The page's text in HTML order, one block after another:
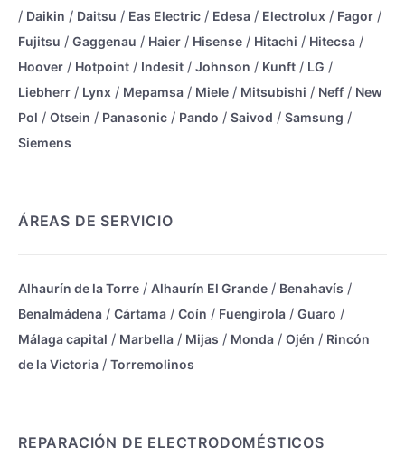
/ Daikin / Daitsu / Eas Electric / Edesa / Electrolux / Fagor /
Fujitsu / Gaggenau / Haier / Hisense / Hitachi / Hitecsa /
Hoover / Hotpoint / Indesit / Johnson / Kunft / LG /
Liebherr / Lynx / Mepamsa / Miele / Mitsubishi / Neff / New
Pol / Otsein / Panasonic / Pando / Saivod / Samsung /
Siemens
ÁREAS DE SERVICIO
Alhaurín de la Torre / Alhaurín El Grande / Benahavís /
Benalmádena / Cártama / Coín / Fuengirola / Guaro /
Málaga capital / Marbella / Mijas / Monda / Ojén / Rincón
de la Victoria / Torremolinos
REPARACIÓN DE ELECTRODOMÉSTICOS